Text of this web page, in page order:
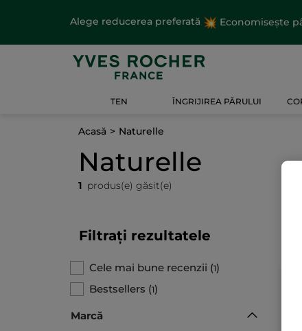
Alege reducerea preferată Economisește
TEN ÎNGRIJIREA PĂRULUI
Acasă Naturelle
Naturelle
1 produs(e) găsit(e)
Filtrați rezultatele
Cele mai bune recenzii (1)
Bestsellers (1)
Marcă